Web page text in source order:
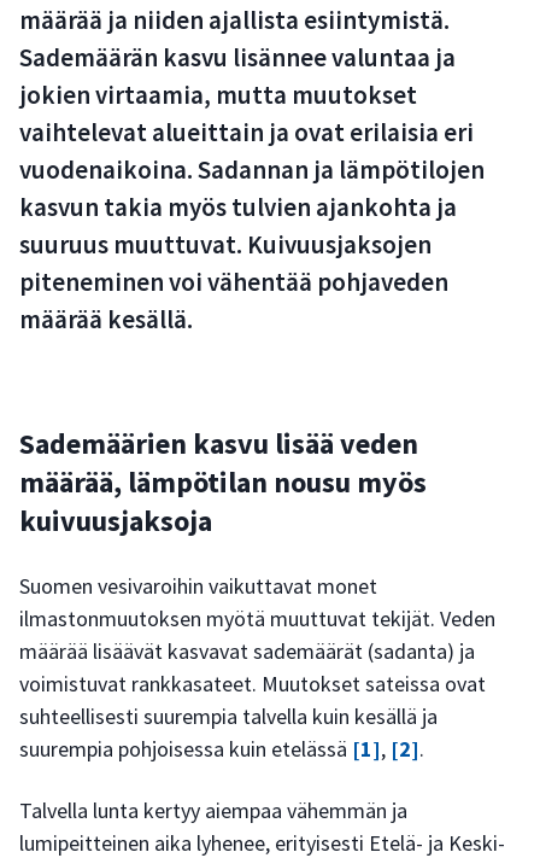
määrää ja niiden ajallista esiintymistä.
Sademäärän kasvu lisännee valuntaa ja
jokien virtaamia, mutta muutokset
vaihtelevat alueittain ja ovat erilaisia eri
vuodenaikoina. Sadannan ja lämpötilojen
kasvun takia myös tulvien ajankohta ja
suuruus muuttuvat. Kuivuusjaksojen
piteneminen voi vähentää pohjaveden
määrää kesällä.
Sademäärien kasvu lisää veden
määrää, lämpötilan nousu myös
kuivuusjaksoja
Suomen vesivaroihin vaikuttavat monet
ilmastonmuutoksen myötä muuttuvat tekijät. Veden
määrää lisäävät kasvavat sademäärät (sadanta) ja
voimistuvat rankkasateet. Muutokset sateissa ovat
suhteellisesti suurempia talvella kuin kesällä ja
suurempia pohjoisessa kuin etelässä [1], [2].
Talvella lunta kertyy aiempaa vähemmän ja
lumipeitteinen aika lyhenee, erityisesti Etelä- ja Keski-